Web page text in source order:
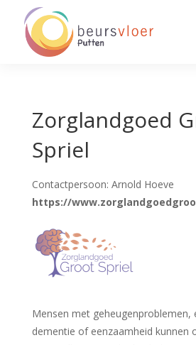
Zorglandgoed
Spriel
Contactpersoon: Arnold Hoeve
https://
Mensen met geheugenproblemen,
dementie of eenzaamheid kunnen